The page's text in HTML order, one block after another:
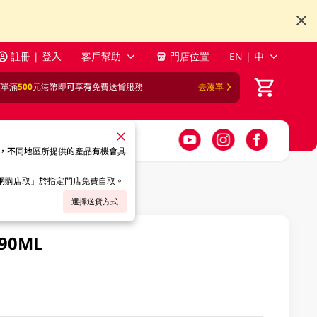
註冊 | 登入 客戶幫助 門店位置 EN | 中
滿500元港幣即可享有免費送貨服務 去湊單
不同地區所提供的產品有機會具
店取」於指定門店免費自取。
選擇送貨方式